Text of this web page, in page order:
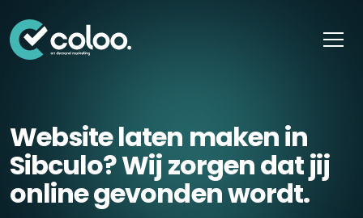
Website laten maken in
Sibculo? Wij zorgen dat jij
online gevonden wordt.